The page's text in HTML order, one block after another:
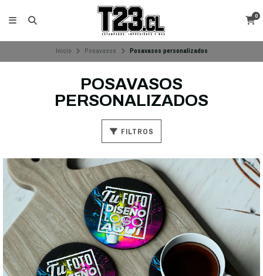
0
Inicio Posavasos Posavasos personalizados
POSAVASOS
PERSONALIZADOS
FILTROS